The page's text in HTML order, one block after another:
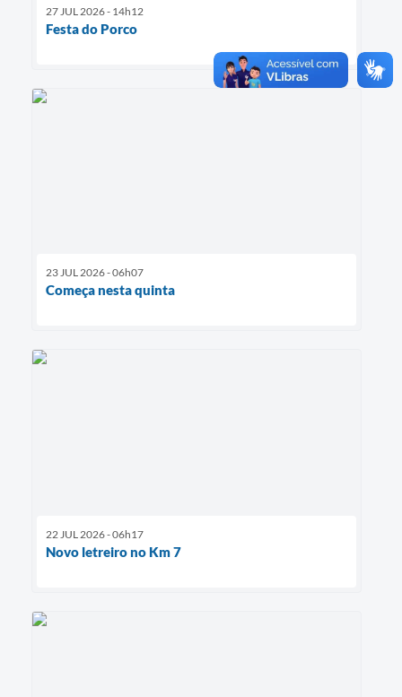
27 JUL 2026 - 14h12
Festa do Porco
23 JUL 2026 - 06h07
Começa nesta quinta
22 JUL 2026 - 06h17
Novo letreiro no Km 7